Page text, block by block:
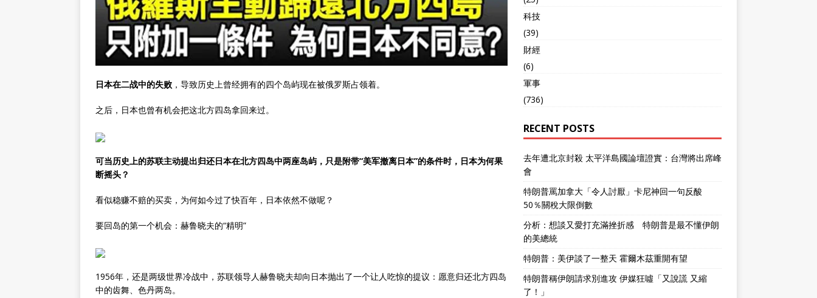
日本在二战中的失败 ，导致历史上曾经拥有的四个岛屿现在被俄罗斯占领着。
之后，日本也曾有机会把这北方四岛拿回来过。
可当历史上的苏联主动提出归还日本在北方四岛中两座岛屿，只是附带“美军撤离日本”的条件时，日本为何果
断摇头？
看似稳赚不赔的买卖，为何如今过了快百年，日本依然不做呢？
要回岛的第一个机会：赫鲁晓夫的“精明”
1956年，还是两级世界冷战中，苏联领导人赫鲁晓夫却向日本抛出了一个让人吃惊的提议：愿意归还北方四岛
中的齿舞、色丹两岛。
科技
(39)
財經
(6)
軍事
(736)
RECENT POSTS
去年遭北京封殺 太平洋島國論壇證實：台灣將出席峰
會
特朗普罵加拿大「令人討厭」卡尼神回一句反酸
50％關稅大限倒數
分析：想談又愛打充滿挫折感 特朗普是最不懂伊朗
的美總統
特朗普：美伊談了一整天 霍爾木茲重開有望
特朗普稱伊朗請求別進攻 伊媒狂噓「又說謊 又縮
了！」